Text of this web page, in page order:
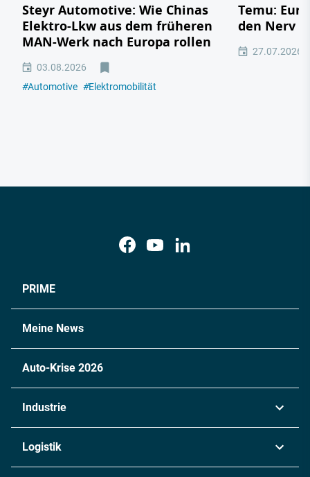
Steyr Automotive: Wie Chinas
Elektro-Lkw aus dem früheren
MAN-Werk nach Europa rollen
03.08.2026
#Automotive #Elektromobilität
Temu:
den Nerv
27.07.2026
PRIME
Meine News
Auto-Krise 2026
Industrie
Logistik